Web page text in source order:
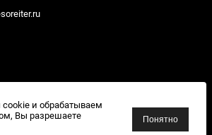
и обрабатываем
Вы разрешаете
Понятно